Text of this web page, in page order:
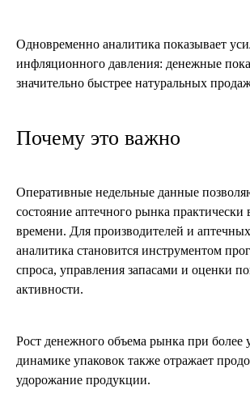
Одновременно аналитика показывает
инфляционного давления: денежные
значительно быстрее натуральных
Почему это важно
Оперативные недельные данные
состояние аптечного рынка практически
времени. Для производителей и аптечных
аналитика становится инструментом
спроса, управления запасами и оценки
активности.
Рост денежного объема рынка при более
динамике упаковок также отражает
удорожание продукции.